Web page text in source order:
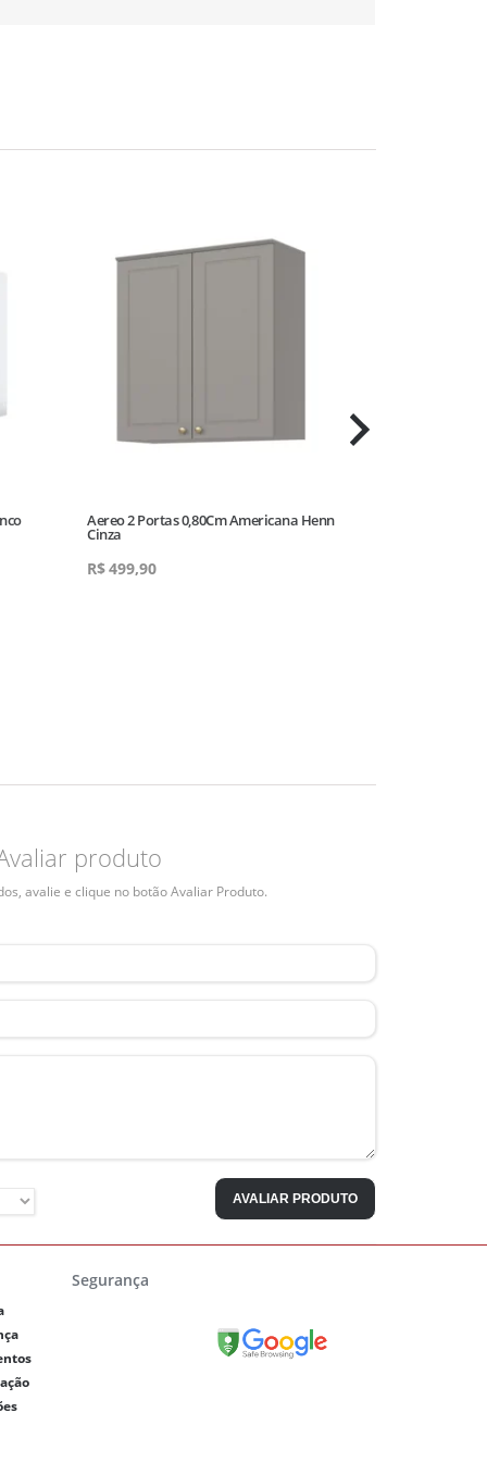
Aereo 2 Portas 0,80Cm Americana Henn
Cinza
R$499,90
produto
avalie e clique no botão Avaliar Produto.
AVALIAR PRODUTO
Segurança